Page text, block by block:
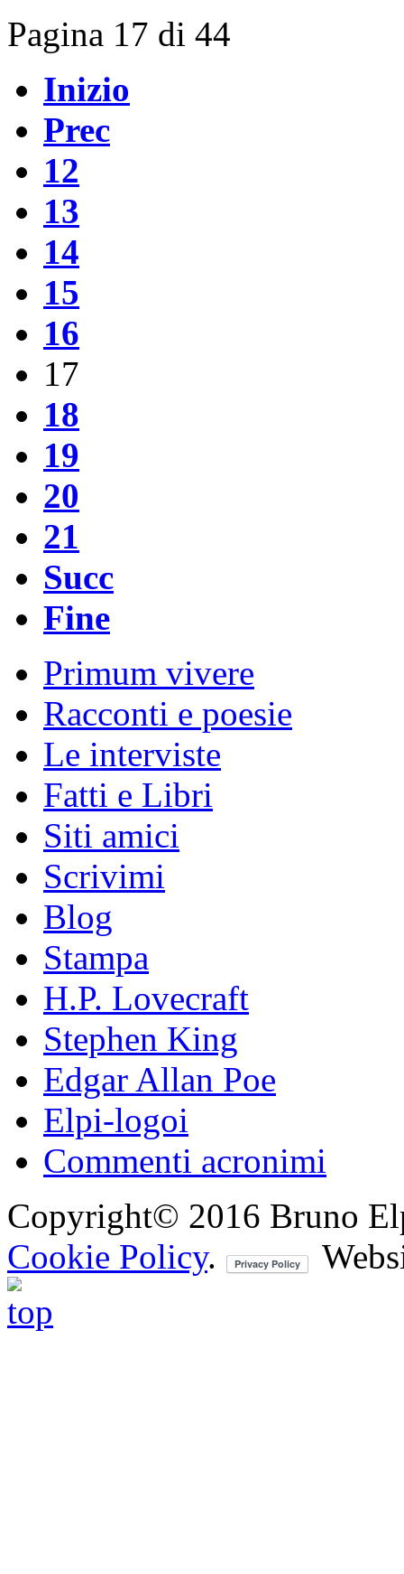
Pagina 17 di 44
Inizio
Prec
12
13
14
15
16
17
18
19
20
21
Succ
Fine
Primum vivere
Racconti e poesie
Le interviste
Fatti e Libri
Siti amici
Scrivimi
Blog
Stampa
H.P. Lovecraft
Stephen King
Edgar Allan Poe
Elpi-logoi
Commenti acronimi
Copyright© 2016 Bruno
Cookie Policy.